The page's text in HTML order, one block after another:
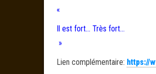
«
Il est fort… Très fort…
»
Lien complémentaire: https://